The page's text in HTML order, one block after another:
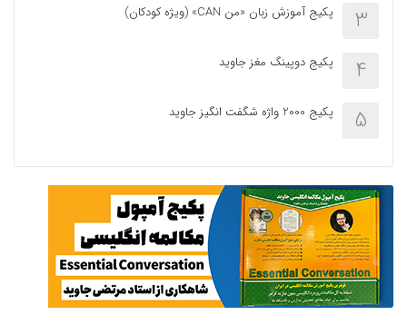
3 پکیج آموزش زبان «من CAN» (ویژه کودکان)
4 پکیج دوپینگ مغز جاوید
5 پکیج 2000 واژه شگفت انگیز جاوید